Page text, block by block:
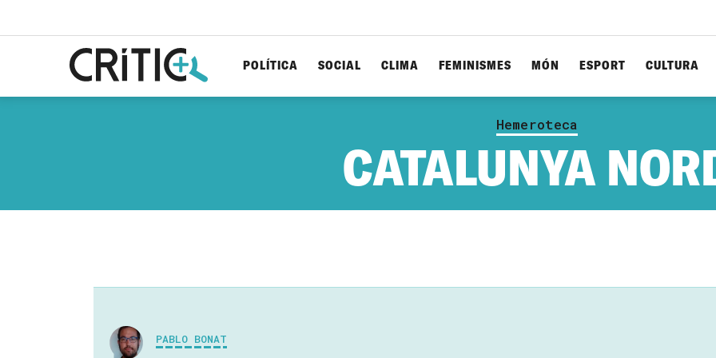
POLÍTICA SOCIAL CLIMA FEMINISMES MÓN ESPORT CULTURA
Hemeroteca
CATALUNYA
PABLO BONAT